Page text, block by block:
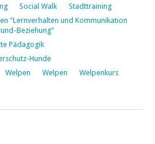
Social Walk
Stadttraining
"Lernverhalten und Kommunikation
Beziehung"
Pädagogik
Hunde
Welpen Welpen
Welpenkurs